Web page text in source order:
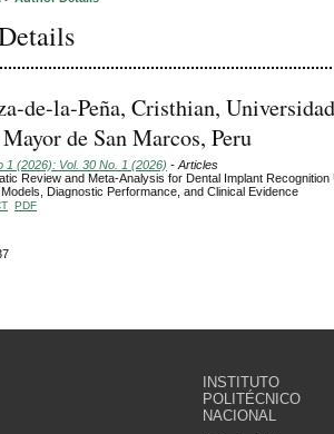
de-la-Peña, Cristhian, Universidad
de San Marcos, Peru
1 (2026): Vol. 30 No. 1 (2026) - Articles
Review and Meta-Analysis for Dental Implant Recognition
Diagnostic Performance, and Clinical Evidence
PDF
INSTITUTO
POLITÉCNICO
NACIONAL